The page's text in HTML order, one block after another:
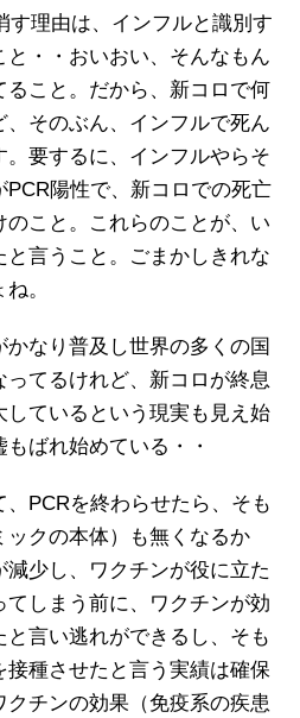
す理由は、インフルと識別す
と・・おいおい、そんなもん
ること。だから、新コロで何
、そのぶん、インフルで死ん
要するに、インフルやらそ
陽性で、新コロでの死亡
のこと。これらのことが、い
言うこと。ごまかしきれな
。
なり普及し世界の多くの国
てるけれど、新コロが終息
ているという現実も見え始
ばれ始めている・・
PCRを終わらせたら、そも
ックの本体）も無くなるか
減少し、ワクチンが役に立た
しまう前に、ワクチンが効
言い逃れができるし、そも
接種させたと言う実績は確保
チンの効果（免疫系の疾患